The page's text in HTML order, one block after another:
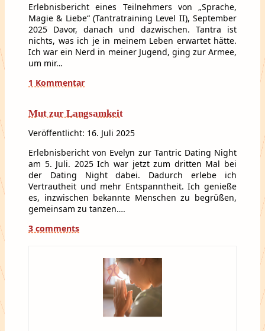
Erlebnisbericht eines Teilnehmers von „Sprache,
Magie & Liebe“ (Tantratraining Level II), September
2025 Davor, danach und dazwischen. Tantra ist
nichts, was ich je in meinem Leben erwartet hätte.
Ich war ein Nerd in meiner Jugend, ging zur Armee,
um mir…
1 Kommentar
Mut zur Langsamkeit
Veröffentlicht: 16. Juli 2025
Erlebnisbericht von Evelyn zur Tantric Dating Night
am 5. Juli. 2025 Ich war jetzt zum dritten Mal bei
der Dating Night dabei. Dadurch erlebe ich
Vertrautheit und mehr Entspanntheit. Ich genieße
es, inzwischen bekannte Menschen zu begrüßen,
gemeinsam zu tanzen….
3 comments